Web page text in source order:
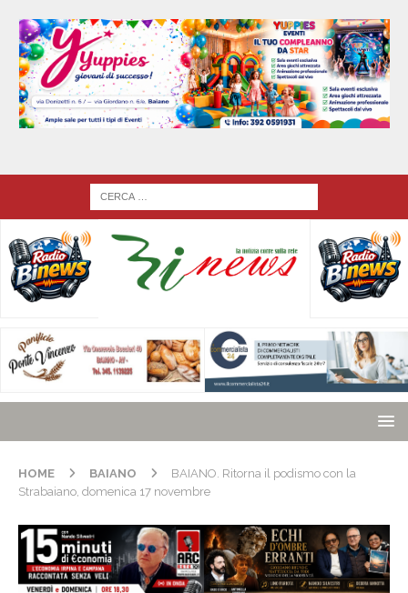
HOME BAIANO
BAIANO. Ritorna il podismo con la
Strabaiano, domenica 17 novembre